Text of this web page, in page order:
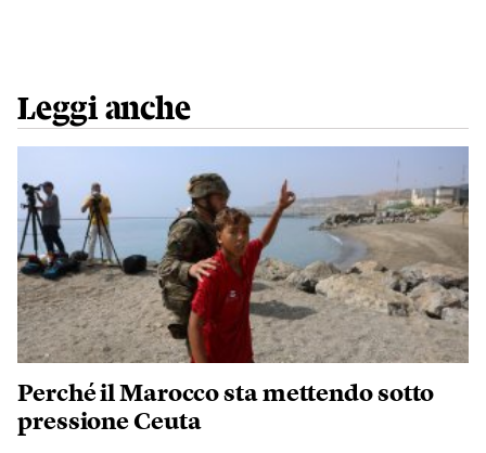
Leggi anche
Perché il Marocco sta mettendo sotto
pressione Ceuta